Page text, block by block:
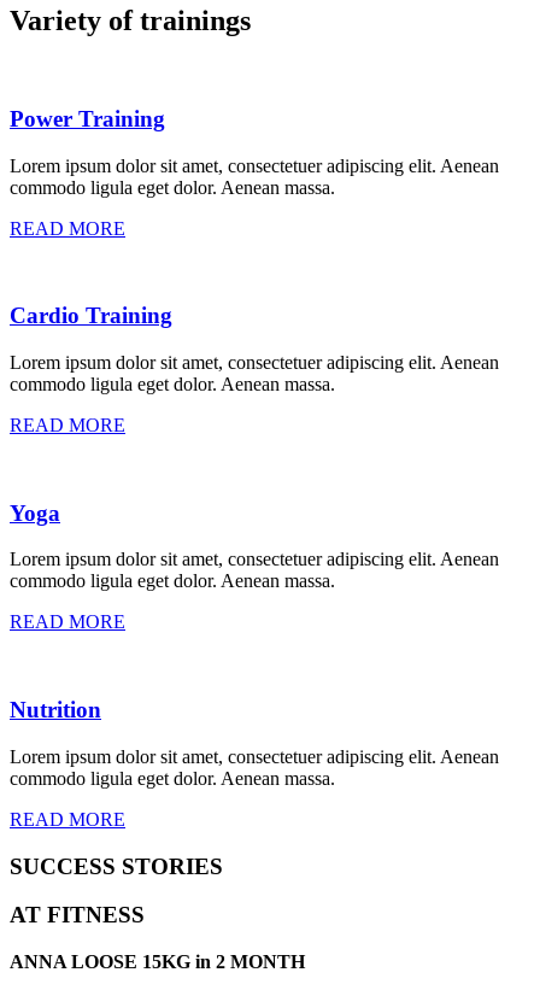
Variety of trainings
Power Training
Lorem ipsum dolor sit amet, consectetuer adipiscing elit. Aenean
commodo ligula eget dolor. Aenean massa.
READ MORE
Cardio Training
Lorem ipsum dolor sit amet, consectetuer adipiscing elit. Aenean
commodo ligula eget dolor. Aenean massa.
READ MORE
Yoga
Lorem ipsum dolor sit amet, consectetuer adipiscing elit. Aenean
commodo ligula eget dolor. Aenean massa.
READ MORE
Nutrition
Lorem ipsum dolor sit amet, consectetuer adipiscing elit. Aenean
commodo ligula eget dolor. Aenean massa.
READ MORE
SUCCESS STORIES
AT FITNESS
ANNA LOOSE 15KG in 2 MONTH